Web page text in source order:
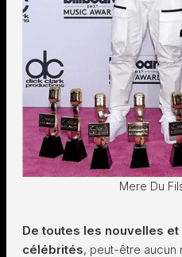
Mere Du
De toutes les nouvelles
célébrités, peut-être aucun